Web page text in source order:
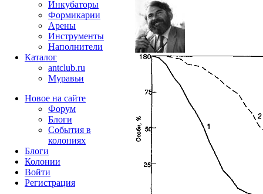
Инкубаторы
Формикарии
Арены
Инструменты
Наполнители
Каталог
antclub.ru
Муравьи
Новое на сайте
Форум
Блоги
События в
колониях
Блоги
Колонии
Войти
Peгиcтpaция